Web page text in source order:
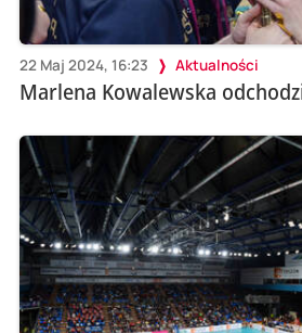
22 Maj 2024, 16:23 Aktualności
Marlena Kowalewska